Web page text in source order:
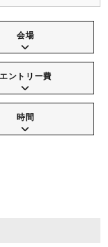
会場
エントリー費
時間